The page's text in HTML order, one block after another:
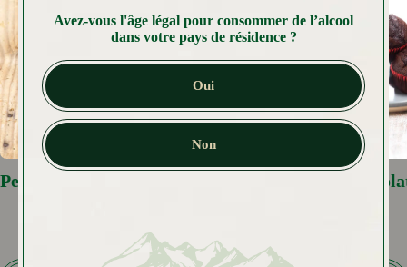
Avez-vous l'âge légal pour consommer de l’alcool
dans votre pays de résidence ?
Oui
Non
Petits pots crème de châtaigne Muffin